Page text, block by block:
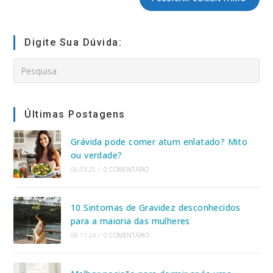
(opcional)
Digite Sua Dúvida:
this
Últimas Postagens
Grávida pode comer atum enlatado? Mito
ou verdade?
06.03.25 / 0 COMENTÁRIO
10 Sintomas de Gravidez desconhecidos
para a maioria das mulheres
08.11.24 / 0 COMENTÁRIO